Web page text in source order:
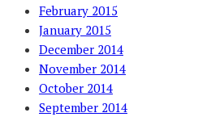
February 2015
January 2015
December 2014
November 2014
October 2014
September 2014